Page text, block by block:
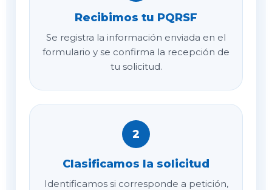
Recibimos tu PQRSF
Se registra la información enviada en el
formulario y se confirma la recepción de
tu solicitud.
2
Clasificamos la solicitud
Identificamos si corresponde a petición,